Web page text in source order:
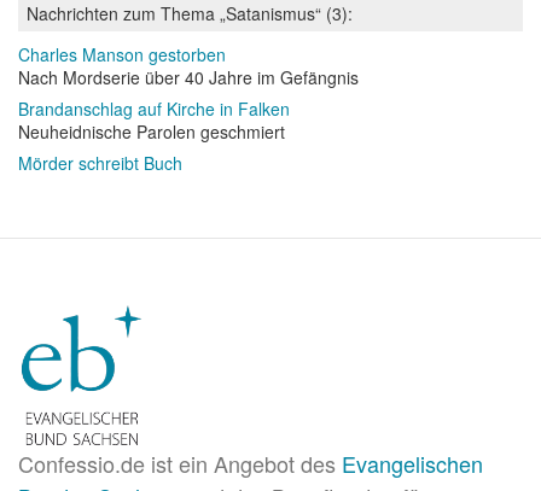
Nachrichten zum Thema „Satanismus“ (3):
Charles Manson gestorben
Nach Mordserie über 40 Jahre im Gefängnis
Brandanschlag auf Kirche in Falken
Neuheidnische Parolen geschmiert
Mörder schreibt Buch
Confessio.de ist ein Angebot des Evangelischen